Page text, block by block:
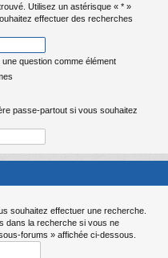
Utilisez un astérisque « * »
effectuer des recherches
question comme élément
passe-partout si vous souhaitez
souhaitez effectuer une recherche.
dans la recherche si vous ne
forums » affichée ci-dessous.